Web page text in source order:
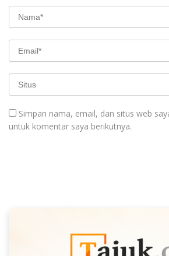
Simpan nama, email, dan situs web
untuk komentar saya berikutnya.